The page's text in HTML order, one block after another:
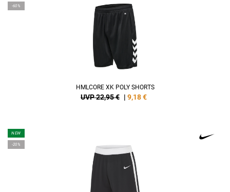
-60%
HMLCORE XK POLY SHORTS
UVP 22,95 € | 9,18€
NEW
-20%